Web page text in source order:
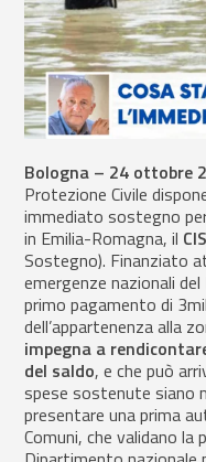
Bologna – 24 ottobre
Protezione Civile
immediato sostegno
in Emilia-Romagna, il
Sostegno). Finanziato
emergenze nazionali
primo pagamento di
dell’appartenenza alla
impegna a
del saldo, e che può
spese sostenute siano
presentare una prima
Comuni, che validano la